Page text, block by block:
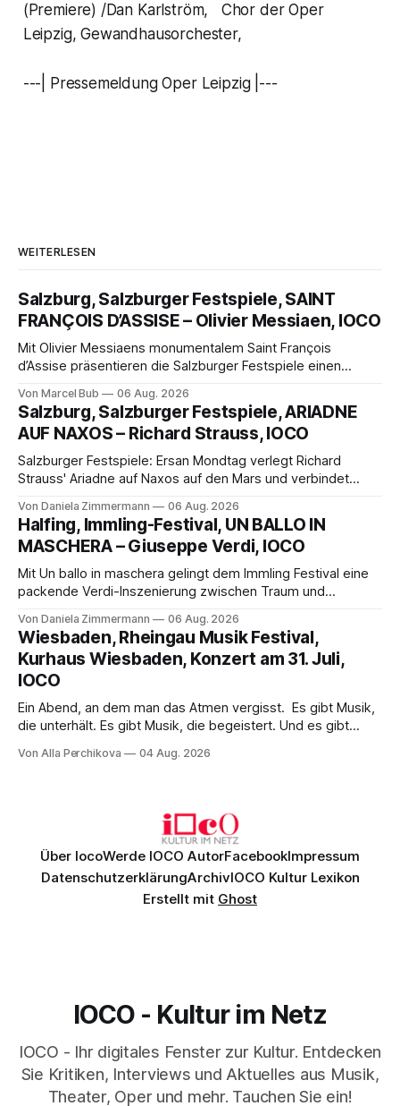
(Premiere) /Dan Karlström, Chor der Oper
Leipzig, Gewandhausorchester,
---| Pressemeldung Oper Leipzig |---
WEITERLESEN
Salzburg, Salzburger Festspiele, SAINT
FRANÇOIS D’ASSISE – Olivier Messiaen, IOCO
Mit Olivier Messiaens monumentalem Saint François
d’Assise präsentieren die Salzburger Festspiele einen
eine bildgewaltige Inszenierung, Maxime Pascal entfaltet
die komplexe Partitur eindrucksvoll, Philippe Sly berührt als
Franziskus.
Von Marcel Bub 06 Aug. 2026
Salzburg, Salzburger Festspiele, ARIADNE
AUF NAXOS – Richard Strauss, IOCO
Salzburger Festspiele: Ersan Mondtag verlegt Richard
Strauss' Ariadne auf Naxos auf den Mars und verbindet
Aufführung mit starken Solisten und den Wiener
Philharmonikern, szenisch bleibt der zweite Akt jedoch
hinter den Erwartungen zurück.
Von Daniela Zimmermann 06 Aug. 2026
Halfing, Immling-Festival, UN BALLO IN
MASCHERA – Giuseppe Verdi, IOCO
Mit Un ballo in maschera gelingt dem Immling Festival eine
packende Verdi-Inszenierung zwischen Traum und
psychologische Tiefe mit starken Bildern, getragen von
einem spielfreudigen Ensemble und einer musikalisch
überzeugenden Gesamtleistung.
Von Daniela Zimmermann 06 Aug. 2026
Wiesbaden, Rheingau Musik Festival,
Kurhaus Wiesbaden, Konzert am 31. Juli,
IOCO
Ein Abend, an dem man das Atmen vergisst. Es gibt Musik,
die unterhält. Es gibt Musik, die begeistert. Und es gibt
Genau so war der Abend im Kurhaus Wiesbaden, an dem
Von Alla Perchikova 04 Aug. 2026
Über IocoWerde IOCO AutorFacebookImpressum
DatenschutzerklärungArchivIOCO Kultur Lexikon
Erstellt mit Ghost
IOCO - Kultur im Netz
IOCO - Ihr digitales Fenster zur Kultur. Entdecken
Sie Kritiken, Interviews und Aktuelles aus Musik,
Theater, Oper und mehr. Tauchen Sie ein!